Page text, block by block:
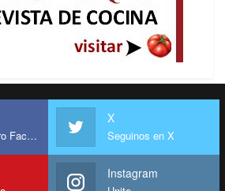
en el exterior y filiales
las mismas deberían ser
–sin respuesta- recorre
de estos libertarios, que
Central, figura que éste
deudas del sector privado.
contratos entre privados el
Unite a nuestro Facebook
X
Seguinos en X
Instagram